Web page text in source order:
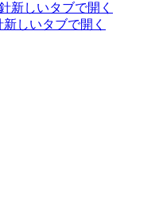
新しいタブで開く
新しいタブで開く